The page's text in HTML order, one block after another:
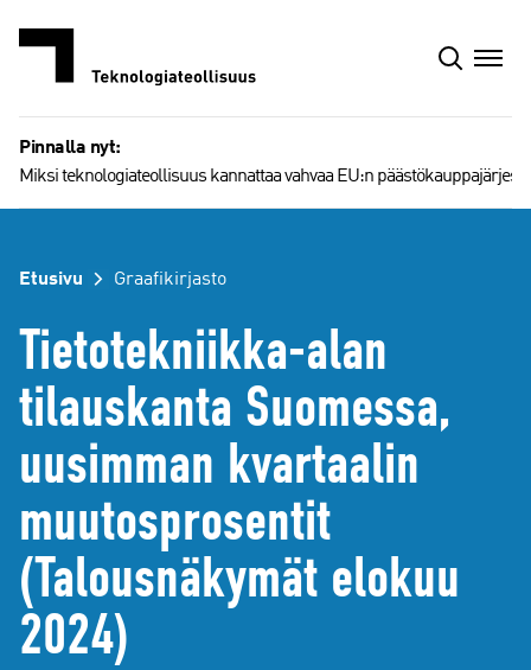
Pinnalla nyt:
Miksi teknologiateollisuus kannattaa vahvaa EU:n
Etusivu Graafikirjasto
Tietotekniikka-alan
tilauskanta Suomessa,
uusimman kvartaalin
muutosprosentit
(Talousnäkymät elokuu
2024)